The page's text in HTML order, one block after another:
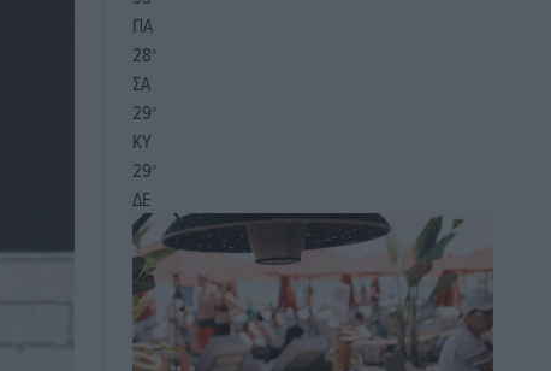
ΠΑ
28°
ΣΑ
29°
ΚΥ
29°
ΔΕ